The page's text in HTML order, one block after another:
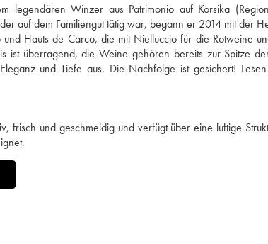
Winzer aus Patrimonio auf Korsika
auf dem Familiengut tätig war, begann er 2014 mit der
Hauts de Carco, die mit Nielluccio für die Rotweine
ist überragend, die Weine gehören bereits zur Spitze
und Tiefe aus. Die Nachfolge ist gesichert!
frisch und geschmeidig und verfügt über eine luftige